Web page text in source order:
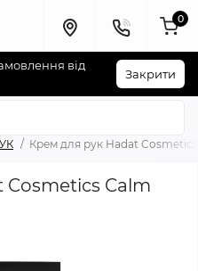
від
Закрити
0
Крем для рук Hadat
Calm